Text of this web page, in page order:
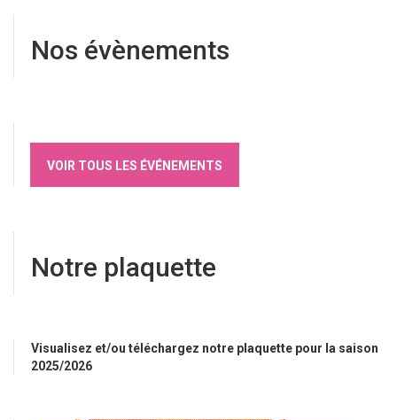
Nos évènements
VOIR TOUS LES ÉVÉNEMENTS
Notre plaquette
Visualisez et/ou téléchargez notre plaquette pour la saison
2025/2026